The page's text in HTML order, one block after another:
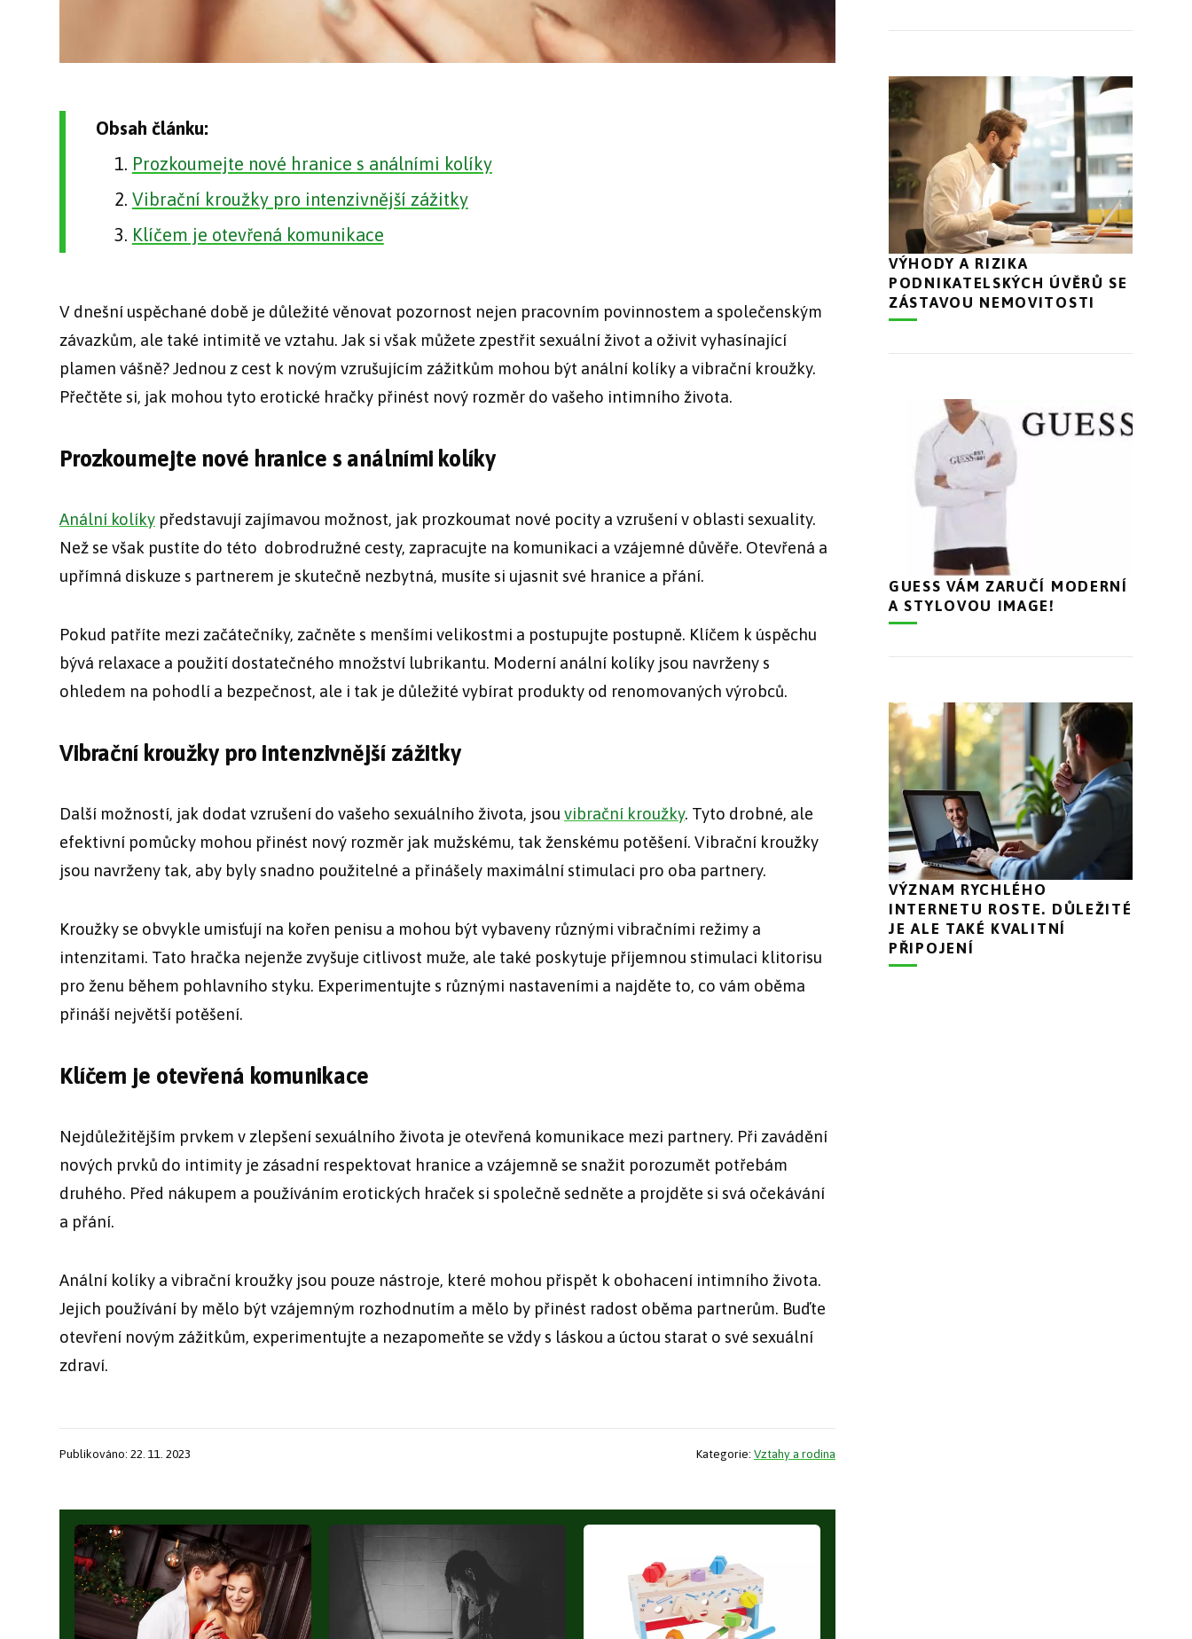
Obsah článku:
Prozkoumejte nové hranice s análními kolíky
Vibrační kroužky pro intenzivnější zážitky
Klíčem je otevřená komunikace
V dnešní uspěchané době je důležité věnovat pozornost nejen pracovním povinnostem a společenským
závazkům, ale také intimitě ve vztahu. Jak si však můžete zpestřit sexuální život a oživit vyhasínající
plamen vášně? Jednou z cest k novým vzrušujícím zážitkům mohou být anální kolíky a vibrační kroužky.
Přečtěte si, jak mohou tyto erotické hračky přinést nový rozměr do vašeho intimního života.
Prozkoumejte nové hranice s análními kolíky
Anální kolíky představují zajímavou možnost, jak prozkoumat nové pocity a vzrušení v oblasti sexuality.
Než se však pustíte do této dobrodružné cesty, zapracujte na komunikaci a vzájemné důvěře. Otevřená a
upřímná diskuze s partnerem je skutečně nezbytná, musíte si ujasnit své hranice a přání.
Pokud patříte mezi začátečníky, začněte s menšími velikostmi a postupujte postupně. Klíčem k úspěchu
bývá relaxace a použití dostatečného množství lubrikantu. Moderní anální kolíky jsou navrženy s
ohledem na pohodlí a bezpečnost, ale i tak je důležité vybírat produkty od renomovaných výrobců.
Vibrační kroužky pro intenzivnější zážitky
Další možností, jak dodat vzrušení do vašeho sexuálního života, jsou vibrační kroužky. Tyto drobné, ale
efektivní pomůcky mohou přinést nový rozměr jak mužskému, tak ženskému potěšení. Vibrační kroužky
jsou navrženy tak, aby byly snadno použitelné a přinášely maximální stimulaci pro oba partnery.
Kroužky se obvykle umisťují na kořen penisu a mohou být vybaveny různými vibračními režimy a
intenzitami. Tato hračka nejenže zvyšuje citlivost muže, ale také poskytuje příjemnou stimulaci klitorisu
pro ženu během pohlavního styku. Experimentujte s různými nastaveními a najděte to, co vám oběma
přináší největší potěšení.
Klíčem je otevřená komunikace
Nejdůležitějším prvkem v zlepšení sexuálního života je otevřená komunikace mezi partnery. Při zavádění
nových prvků do intimity je zásadní respektovat hranice a vzájemně se snažit porozumět potřebám
druhého. Před nákupem a používáním erotických hraček si společně sedněte a projděte si svá očekávání
a přání.
Anální kolíky a vibrační kroužky jsou pouze nástroje, které mohou přispět k obohacení intimního života.
Jejich používání by mělo být vzájemným rozhodnutím a mělo by přinést radost oběma partnerům. Buďte
otevření novým zážitkům, experimentujte a nezapomeňte se vždy s láskou a úctou starat o své sexuální
zdraví.
Publikováno: 22. 11. 2023 Kategorie: Vztahy a rodina
VÝHODY A RIZIKA
PODNIKATELSKÝCH ÚVĚRŮ SE
ZÁSTAVOU NEMOVITOSTI
GUESS VÁM ZARUČÍ MODERNÍ
A STYLOVOU IMAGE!
VÝZNAM RYCHLÉHO
INTERNETU ROSTE. DŮLEŽITÉ
JE ALE TAKÉ KVALITNÍ
PŘIPOJENÍ